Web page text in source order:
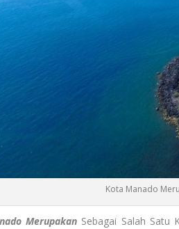
Kota Manado
MerupakanSebagai Salah Satu